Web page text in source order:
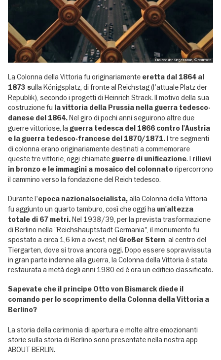
Blick von der Siegessäule, © visumate
La Colonna della Vittoria fu originariamente eretta dal 1864 al
1873 sulla Königsplatz, di fronte al Reichstag (l'attuale Platz der
Republik), secondo i progetti di Heinrich Strack. Il motivo della sua
costruzione fu la vittoria della Prussia nella guerra tedesco-
danese del 1864.Nel giro di pochi anni seguirono altre due
guerre vittoriose, la guerra tedesca del 1866 contro l'Austria
e la guerra tedesco-francese del 1870/1871.I tre segmenti
di colonna erano originariamente destinati a commemorare
queste tre vittorie, oggi chiamate guerre di unificazione. I rilievi
in bronzo e le immagini a mosaico del colonnatoripercorrono
il cammino verso la fondazione del Reich tedesco.
Durante l'epoca nazionalsocialista,alla Colonna della Vittoria
fu aggiunto un quarto tamburo, così che oggi ha un'altezza
totale di 67 metri.Nel 1938/39, per la prevista trasformazione
di Berlino nella "Reichshauptstadt Germania", il monumento fu
spostato a circa 1,6 km a ovest, nel Großer Stern, al centro del
Tiergarten, dove si trova ancora oggi. Dopo essere sopravvissuta
in gran parte indenne alla guerra, la Colonna della Vittoria è stata
restaurata a metà degli anni 1980 ed è ora un edificio classificato.
Sapevate che il principe Otto von Bismarck diede il
comando per lo scoprimento della Colonna della Vittoria a
Berlino?
La storia della cerimonia di apertura e molte altre emozionanti
storie sulla storia di Berlino sono presentate nella nostra app
ABOUT BERLIN.